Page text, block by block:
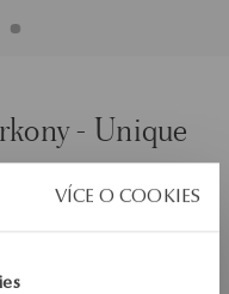
VÍCE O COOKIES
- Unique